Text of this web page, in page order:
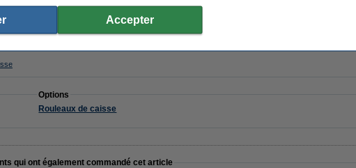
de caisse enregistreuse 80x80x12 thermo (100 pièces) - blanc
Options
Rouleaux de caisse
qui ont également commandé cet article
Accepter